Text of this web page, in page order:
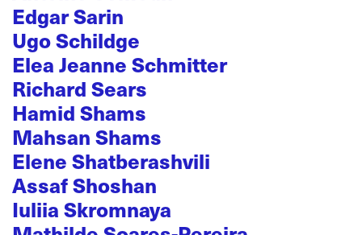
Edgar Sarin
Ugo Schildge
Elea Jeanne Schmitter
Richard Sears
Hamid Shams
Mahsan Shams
Elene Shatberashvili
Assaf Shoshan
Iuliia Skromnaya